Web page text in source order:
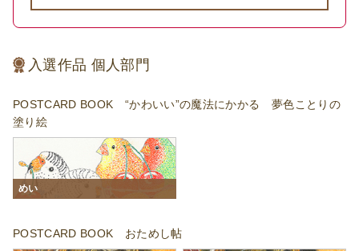
入選作品 個人部門
POSTCARD BOOK “かわいい”の魔法にかかる 夢色ことりの
塗り絵
めい
POSTCARD BOOK おためし帖